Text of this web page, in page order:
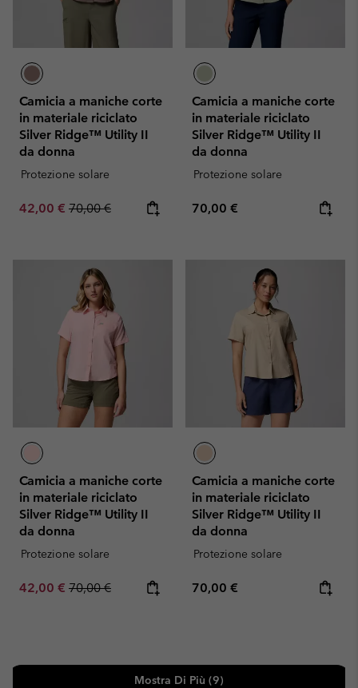
Camicia a maniche corte
in materiale riciclato
Silver Ridge™ Utility II
da donna
Protezione solare
Sale price:
42,00 € Regular price:
70,00 €
Camicia a maniche corte
in materiale riciclato
Silver Ridge™ Utility II
da donna
Protezione solare
Regular price:
70,00 €
Camicia a maniche corte
in materiale riciclato
Silver Ridge™ Utility II
da donna
Protezione solare
Sale price:
42,00 € Regular price:
70,00 €
Camicia a maniche corte
in materiale riciclato
Silver Ridge™ Utility II
da donna
Protezione solare
Regular price:
70,00 €
Mostra Di Più (9)